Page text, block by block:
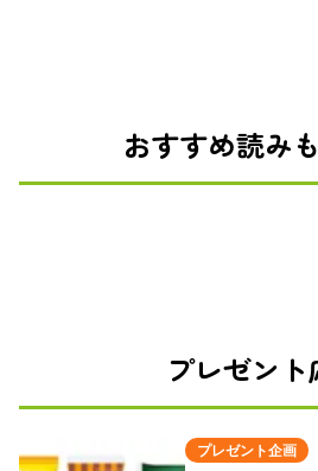
おすすめ読み
プレゼン
プレゼント企画